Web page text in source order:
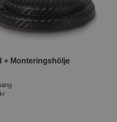
+ Monteringshölje